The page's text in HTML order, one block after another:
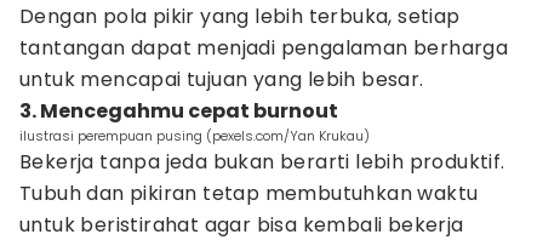
Dengan pola pikir yang lebih terbuka, setiap
tantangan dapat menjadi pengalaman berharga
untuk mencapai tujuan yang lebih besar.
3. Mencegahmu cepat burnout
ilustrasi perempuan pusing (pexels.com/Yan Krukau)
Bekerja tanpa jeda bukan berarti lebih produktif.
Tubuh dan pikiran tetap membutuhkan waktu
untuk beristirahat agar bisa kembali bekerja